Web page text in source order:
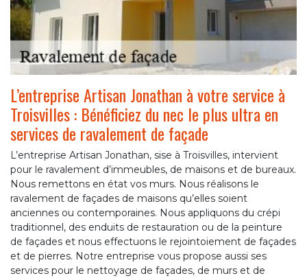
L’entreprise Artisan Jonathan à votre service à
Troisvilles : Bénéficiez du nec le plus ultra en
services de ravalement de façade
L’entreprise Artisan Jonathan, sise à Troisvilles, intervient
pour le ravalement d’immeubles, de maisons et de bureaux.
Nous remettons en état vos murs. Nous réalisons le
ravalement de façades de maisons qu’elles soient
anciennes ou contemporaines. Nous appliquons du crépi
traditionnel, des enduits de restauration ou de la peinture
de façades et nous effectuons le rejointoiement de façades
et de pierres. Notre entreprise vous propose aussi ses
services pour le nettoyage de façades, de murs et de